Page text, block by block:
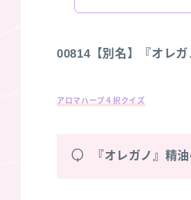
00814【別名】『オレ
アロマハーブ４択クイズ
Q 『オレガノ』精